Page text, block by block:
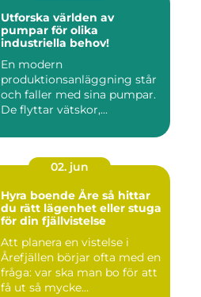
Utforska världen av
pumpar för olika
industriella behov!
En modern
produktionsanläggning står
och faller med sina pumpar.
De flyttar vätskor,...
02. jun
Hyra boende Åre så hittar
du rätt lägenhet eller stuga
för din fjällvistelse
Att planera en vistelse i
Årefjällen börjar ofta med en
fråga: var ska man bo för att
få ut så mycke...